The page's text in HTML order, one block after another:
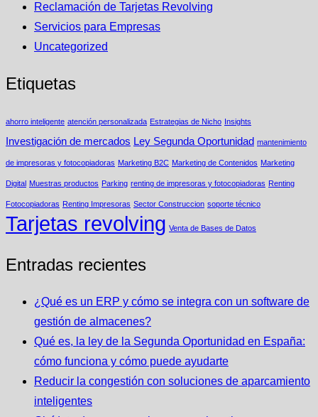
Reclamación de Tarjetas Revolving
Servicios para Empresas
Uncategorized
Etiquetas
ahorro inteligente atención personalizada Estrategias de Nicho Insights
Investigación de mercados Ley Segunda Oportunidad mantenimiento
de impresoras y fotocopiadoras Marketing B2C Marketing de Contenidos Marketing
Digital Muestras productos Parking renting de impresoras y fotocopiadoras Renting
Fotocopiadoras Renting Impresoras Sector Construccion soporte técnico
Tarjetas revolving Venta de Bases de Datos
Entradas recientes
¿Qué es un ERP y cómo se integra con un software de
gestión de almacenes?
Qué es, la ley de la Segunda Oportunidad en España:
cómo funciona y cómo puede ayudarte
Reducir la congestión con soluciones de aparcamiento
inteligentes